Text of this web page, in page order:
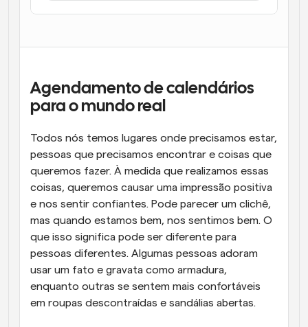
Agendamento potenciado com chamadas
impulsionadas por IA
Mantenha-se atualizado com as últimas notícias e
atualizações
Reunião com clientes em minutos
Links de Grupo Dinâmico
Agende reuniões de forma fluida com várias pessoas
Webhooks
Receba notificações quando algo acontecer
Agendamento de calendários
para o mundo real
Todos nós temos lugares onde precisamos estar,
pessoas que precisamos encontrar e coisas que
queremos fazer. À medida que realizamos essas
coisas, queremos causar uma impressão positiva
e nos sentir confiantes. Pode parecer um clichê,
mas quando estamos bem, nos sentimos bem. O
que isso significa pode ser diferente para
pessoas diferentes. Algumas pessoas adoram
usar um fato e gravata como armadura,
enquanto outras se sentem mais confortáveis
em roupas descontraídas e sandálias abertas.